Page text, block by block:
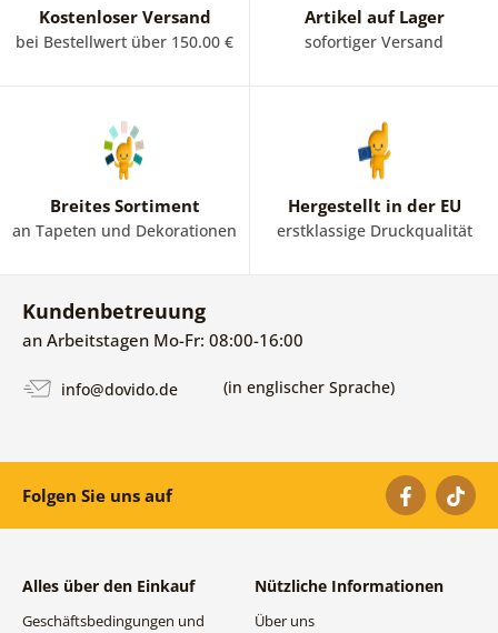
Kostenloser Versand
bei Bestellwert über 150.00 €
Artikel auf Lager
sofortiger Versand
Breites Sortiment
an Tapeten und Dekorationen
Hergestellt in der EU
erstklassige Druckqualität
Kundenbetreuung
an Arbeitstagen Mo-Fr: 08:00-16:00
info@dovido.de (in englischer Sprache)
Folgen Sie uns auf
Alles über den Einkauf
Geschäftsbedingungen und
Nützliche Informationen
Über uns